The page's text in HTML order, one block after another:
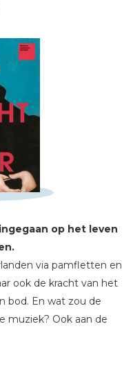
op het leven
via pamfletten en
ook de kracht van het
bod. En wat zou de
muziek? Ook aan de
Het boek is ruim